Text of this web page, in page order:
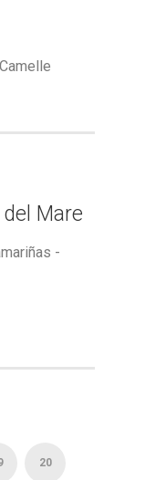
Mare
-
20